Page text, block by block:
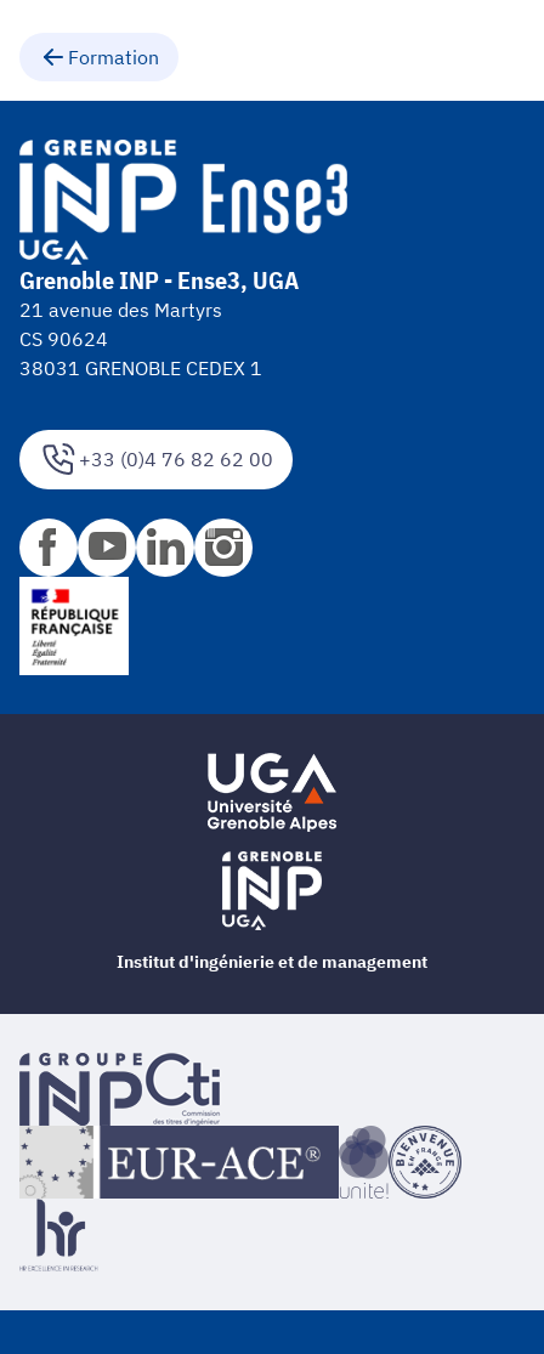
Formation
+33 (0)4 76 82 62 00
Grenoble INP - Ense3, UGA
21 avenue des Martyrs
CS 90624
38031 GRENOBLE CEDEX 1
Institut d'ingénierie et de management